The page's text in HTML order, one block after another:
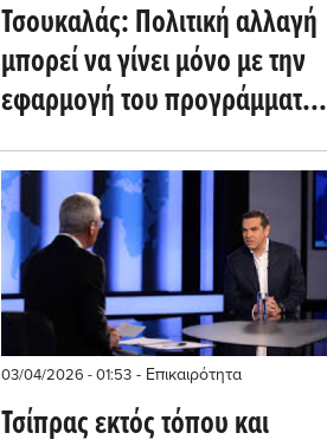
Τσουκαλάς: Πολιτική αλλαγή
μπορεί να γίνει μόνο με την
εφαρμογή του προγράμματος
του ΠΑΣΟΚ, άρα μόνο με το
ΠΑΣΟΚ πρώτο
03/04/2026 - 01:53 - Επικαιρότητα
Τσίπρας εκτός τόπου και